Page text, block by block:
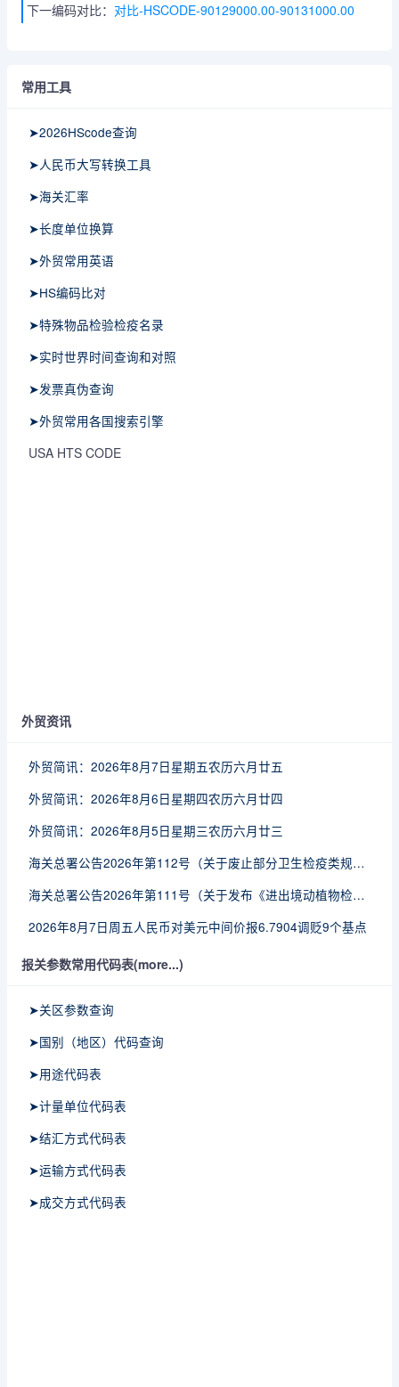
下一编码对比： 对比-HSCODE-90129000.00-90131000.00
常用工具
➤2026HScode查询
➤人民币大写转换工具
➤海关汇率
➤长度单位换算
➤外贸常用英语
➤HS编码比对
➤特殊物品检验检疫名录
➤实时世界时间查询和对照
➤发票真伪查询
➤外贸常用各国搜索引擎
USA HTS CODE
外贸资讯
外贸简讯：2026年8月7日星期五农历六月廿五
外贸简讯：2026年8月6日星期四农历六月廿四
外贸简讯：2026年8月5日星期三农历六月廿三
海关总署公告2026年第112号（关于废止部分卫生检疫类规范性文件的公告）
海关总署公告2026年第111号（关于发布《进出境动植物检疫处理监督管理工作规定》《进出境卫生处理监督管理工作规定》的公告）
2026年8月7日周五人民币对美元中间价报6.7904调贬9个基点
报关参数常用代码表(more...)
➤关区参数查询
➤国别（地区）代码查询
➤用途代码表
➤计量单位代码表
➤结汇方式代码表
➤运输方式代码表
➤成交方式代码表